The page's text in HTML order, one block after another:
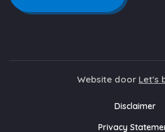
Website door Let's
Disclaimer
Privacy